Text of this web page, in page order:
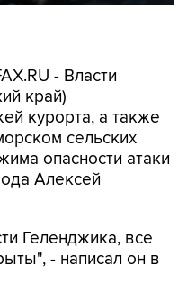
- Власти
курорта, а также
сельских
опасности атаки
Алексей
Геленджика, все